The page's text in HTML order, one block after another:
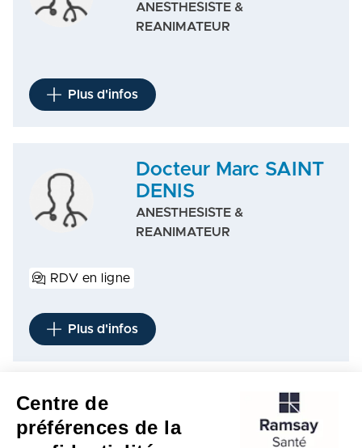
ANESTHESISTE &
REANIMATEUR
Plus d'infos
Docteur Marc SAINT
DENIS
ANESTHESISTE &
REANIMATEUR
RDV en ligne
Plus d'infos
… 30 … 62
Centre de
préférences de la